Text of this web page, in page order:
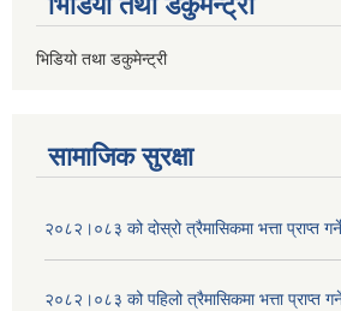
भिडियो तथा डकुमेन्ट्री
सामाजिक सुरक्षा
२०८२।०८३ को दोस्रो त्रैमासिकमा भत्ता प्राप्‍त
२०८२।०८३ को पहिलो त्रैमासिकमा भत्ता प्राप्‍त